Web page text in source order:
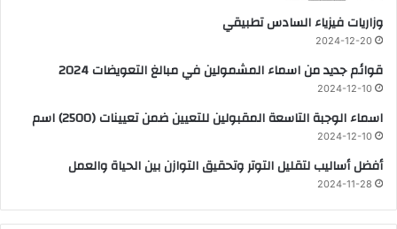
وزاريات فيزياء السادس تطبيقي
2024-12-20
قوائم جديد من اسماء المشمولين في مبالغ التعويضات 2024
2024-12-10
اسماء الوجبة التاسعة المقبولين للتعيين ضمن تعيينات (2500) اسم
2024-12-10
أفضل أساليب لتقليل التوتر وتحقيق التوازن بين الحياة والعمل
2024-11-28